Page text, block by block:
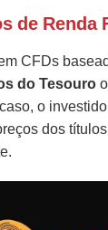
de Renda
CFDs
do Tesouro
o
dos